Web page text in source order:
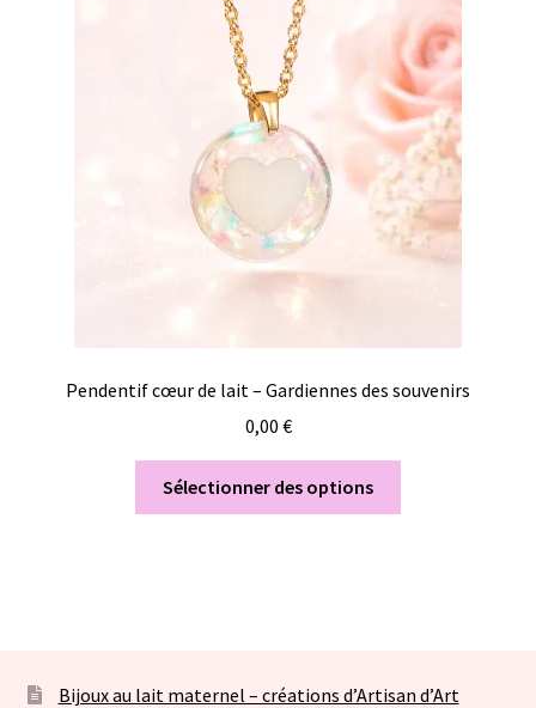
Pendentif cœur de lait – Gardiennes des souvenirs
0,00 €
Sélectionner des options
Bijoux au lait maternel – créations d’Artisan d’Art